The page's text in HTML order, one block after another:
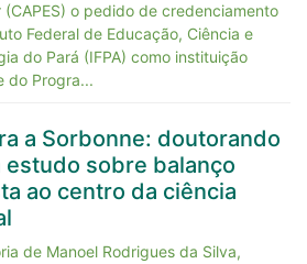
(CAPES) o pedido de credenciamento
Federal de Educação, Ciência e
do Pará (IFPA) como instituição
do Progra...
a Sorbonne: doutorando
estudo sobre balanço
ao centro da ciência
de Manoel Rodrigues da Silva,